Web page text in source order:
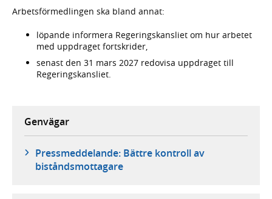
Arbetsförmedlingen ska bland annat:
löpande informera Regeringskansliet om hur arbetet
med uppdraget fortskrider,
senast den 31 mars 2027 redovisa uppdraget till
Regeringskansliet.
Genvägar
Pressmeddelande: Bättre kontroll av
biståndsmottagare